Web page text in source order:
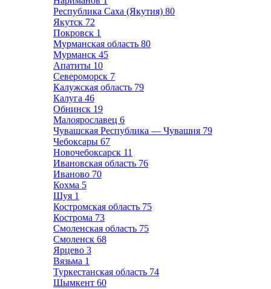
Республика Саха (Якутия) 80
Якутск 72
Покровск 1
Мурманская область 80
Мурманск 45
Апатиты 10
Североморск 7
Калужская область 79
Калуга 46
Обнинск 19
Малоярославец 6
Чувашская Республика — Чувашия 79
Чебоксары 67
Новочебоксарск 11
Ивановская область 76
Иваново 70
Кохма 5
Шуя 1
Костромская область 75
Кострома 73
Смоленская область 75
Смоленск 68
Ярцево 3
Вязьма 1
Туркестанская область 74
Шымкент 60